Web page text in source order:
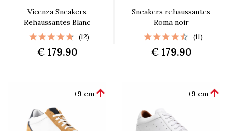
Vicenza Sneakers
Rehaussantes Blanc
(12)
€ 179.90
Sneakers rehaussantes
Roma noir
(11)
€ 179.90
+9 cm  +9 cm 